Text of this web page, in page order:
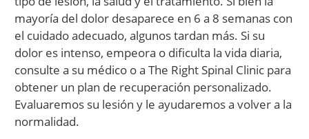
mayoría del dolor desaparece en 6 a 8 semanas con
el cuidado adecuado, algunos tardan más. Si su
dolor es intenso, empeora o dificulta la vida diaria,
consulte a su médico o a The Right Spinal Clinic para
obtener un plan de recuperación personalizado.
Evaluaremos su lesión y le ayudaremos a volver a la
normalidad.